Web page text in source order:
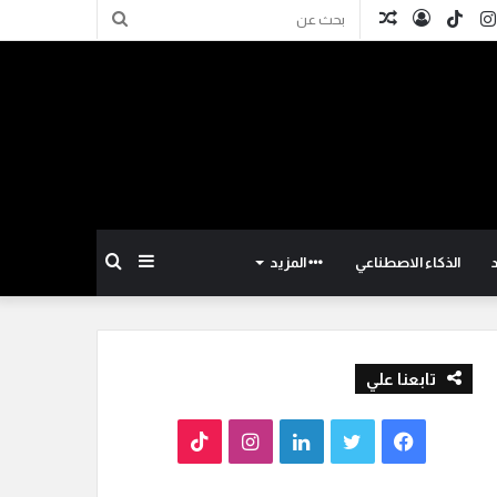
مقالتسجيلTikTokانستقرام
الذكاء الاصطناعي المزيد
عن
إضافة
عمود
تابعنا علي
ت
ل
ا